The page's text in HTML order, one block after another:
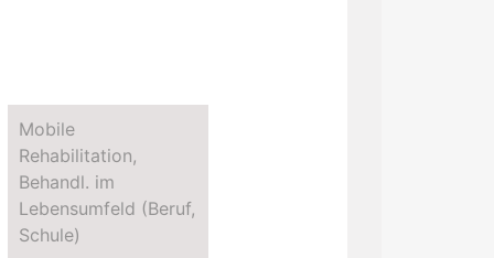
Mobile
Rehabilitation,
Behandl. im
Lebensumfeld (Beruf,
Schule)